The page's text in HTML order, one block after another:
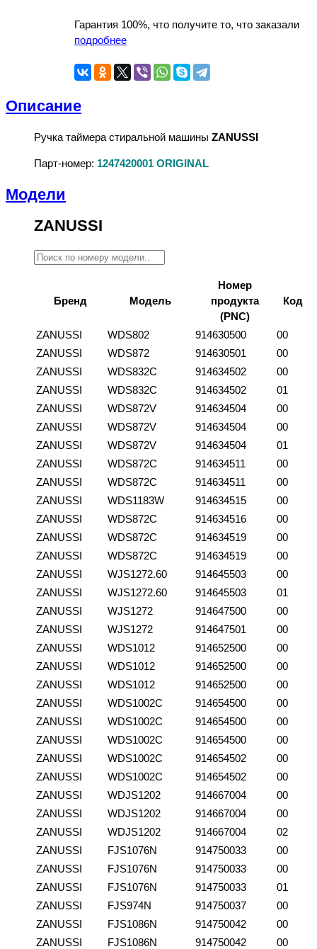
Гарантия 100%, что получите то, что заказали
подробнее
Описание
Ручка таймера стиральной машины ZANUSSI
Парт-номер: 1247420001 ORIGINAL
Модели
ZANUSSI
Бренд Модель
Номер
продукта
(PNC)
Код
ZANUSSI WDS802 914630500
00
ZANUSSI
WDS872 914630501
00
ZANUSSI
WDS832C 914634502
00
ZANUSSI
WDS832C 914634502
01
ZANUSSI
WDS872V 914634504
00
ZANUSSI
WDS872V 914634504
00
ZANUSSI
WDS872V 914634504
01
ZANUSSI
WDS872C 914634511
00
ZANUSSI
WDS872C 914634511
00
ZANUSSI
WDS1183W 914634515
00
ZANUSSI
WDS872C 914634516
00
ZANUSSI
WDS872C 914634519
00
ZANUSSI
WDS872C 914634519
00
ZANUSSI
WJS1272.60 914645503
00
ZANUSSI
WJS1272.60 914645503
01
ZANUSSI
WJS1272 914647500
00
ZANUSSI
WJS1272 914647501
00
ZANUSSI
WDS1012 914652500
00
ZANUSSI
WDS1012 914652500
00
ZANUSSI
WDS1012 914652500
00
ZANUSSI
WDS1002C 914654500
00
ZANUSSI
WDS1002C 914654500
00
ZANUSSI
WDS1002C 914654500
00
ZANUSSI
WDS1002C 914654502
00
ZANUSSI
WDS1002C 914654502
00
ZANUSSI
WDJS1202 914667004
00
ZANUSSI
WDJS1202 914667004
00
ZANUSSI
WDJS1202 914667004
02
ZANUSSI
FJS1076N 914750033
00
ZANUSSI
FJS1076N 914750033
00
ZANUSSI
FJS1076N 914750033
01
ZANUSSI
FJS974N 914750037
00
ZANUSSI
FJS1086N 914750042
00
ZANUSSI
FJS1086N 914750042 00